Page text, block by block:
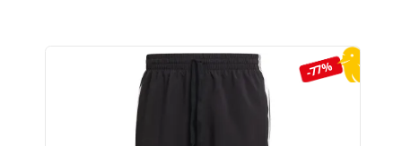
Pomiń galerię produktów
-77%